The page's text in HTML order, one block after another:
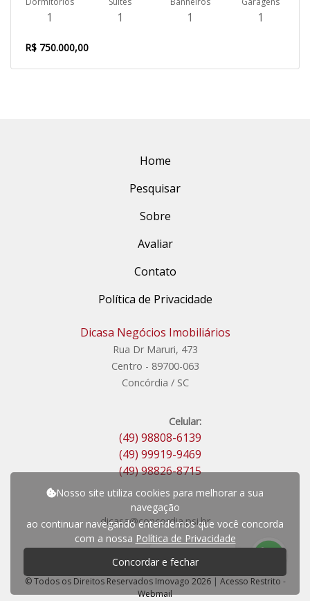
1 1 1 1
R$ 750.000,00
Nosso site utiliza cookies para melhorar a sua
navegação
ao continuar navegando entendemos que você concorda
com a nossa Política de Privacidade
Concordar e fechar
Home
Pesquisar
Sobre
Avaliar
Contato
Política de Privacidade
Dicasa Negócios Imobiliários
Rua Dr Maruri, 473
Centro - 89700-063
Concórdia / SC
Celular:
(49) 98808-6139
(49) 99919-9469
(49) 98826-8715
dicasa@concordia.psi.br
© Todos os Direitos Reservados Imovago 2026| Acesso Restrito -
Webmail
ci a